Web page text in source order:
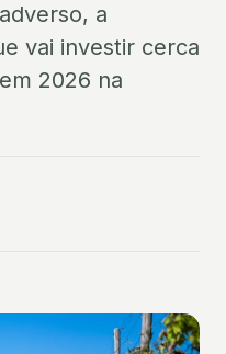
a
vai investir cerca
2026 na